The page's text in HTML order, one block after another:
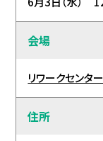
会場
リワークセンタ
住所